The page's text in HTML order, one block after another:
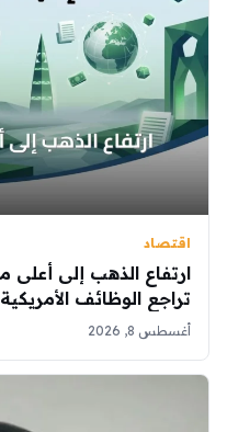
اقتصاد
تراجع الوظائف الأمريكية
أغسطس 8, 2026